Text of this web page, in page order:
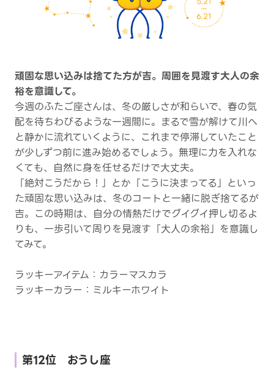
頑固な思い込みは捨てた方が吉。周囲を見渡す大人の余
裕を意識して。
今週のふたご座さんは、冬の厳しさが和らいで、春の気
配を待ちわびるような一週間に。まるで雪が解けて川へ
と静かに流れていくように、これまで停滞していたこと
が少しずつ前に進み始めるでしょう。無理に力を入れな
くても、自然に身を任せるだけで大丈夫。
「絶対こうだから！」とか「こうに決まってる」といっ
た頑固な思い込みは、冬のコートと一緒に脱ぎ捨てるが
吉。この時期は、自分の情熱だけでグイグイ押し切るよ
りも、一歩引いて周りを見渡す「大人の余裕」を意識し
てみて。
ラッキーアイテム：カラーマスカラ
ラッキーカラー：ミルキーホワイト
第12位 おうし座